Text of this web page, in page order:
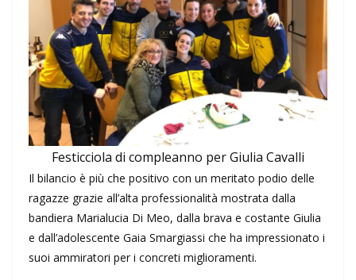
Festicciola di compleanno per Giulia Cavalli
Il bilancio è più che positivo con un meritato podio delle
ragazze grazie all’alta professionalità mostrata dalla
bandiera Marialucia Di Meo, dalla brava e costante Giulia
e dall’adolescente Gaia Smargiassi che ha impressionato i
suoi ammiratori per i concreti miglioramenti.